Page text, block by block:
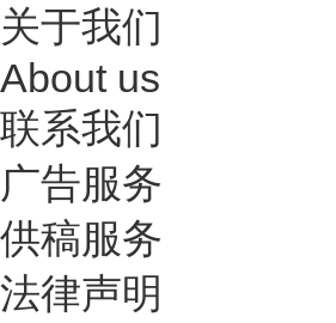
关于我们
About us
联系我们
广告服务
供稿服务
法律声明